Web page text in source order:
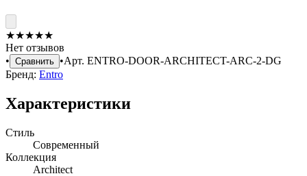
★★★★★
Нет отзывов
• Сравнить •Арт. ENTRO-DOOR-ARCHITECT-ARC-2-DG
Бренд: Entro
Характеристики
Стиль
Современный
Коллекция
Architect